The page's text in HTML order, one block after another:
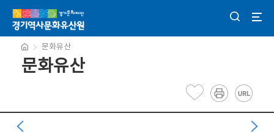
문화유산
문화유산